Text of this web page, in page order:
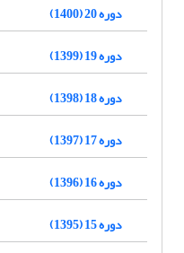
دوره 20 (1400)
دوره 19 (1399)
دوره 18 (1398)
دوره 17 (1397)
دوره 16 (1396)
دوره 15 (1395)